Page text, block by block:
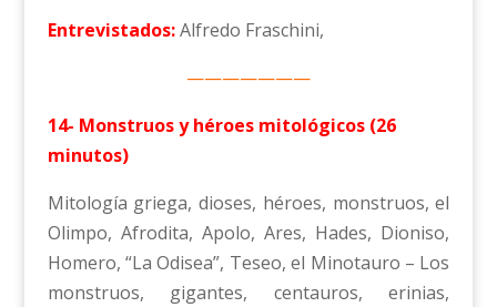
Entrevistados:Alfredo Fraschini,
———————
14- Monstruos y héroes mitológicos (26
minutos)
Mitología griega, dioses, héroes, monstruos, el
Olimpo, Afrodita, Apolo, Ares, Hades, Dioniso,
Homero, “La Odisea”, Teseo, el Minotauro – Los
monstruos, gigantes, centauros, erinias,